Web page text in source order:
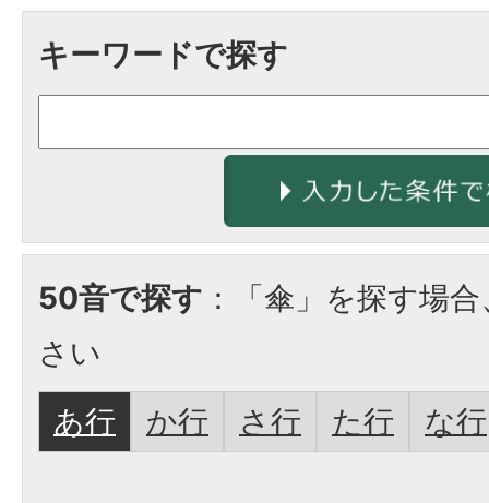
キーワードで探す
50音で探す ：「傘」を探す場
さい
あ行
か行 さ行 た行 な行